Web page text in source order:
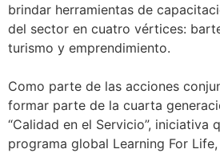
brindar herramientas de
del sector en cuatro vértices:
turismo y emprendimiento.
Como parte de las acciones
formar parte de la cuarta
“Calidad en el Servicio”, iniciativa
programa global Learning For